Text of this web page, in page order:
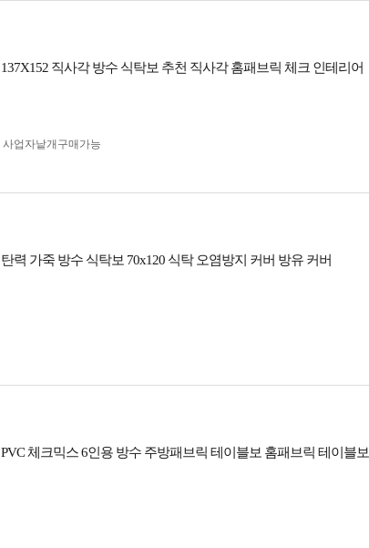
137X152 직사각 방수 식탁보 추천 직사각 홈패브릭 체크 인테리어
사업자 낱개구매가능
탄력 가죽 방수 식탁보 70x120 식탁 오염방지 커버 방유 커버
PVC 체크믹스 6인용 방수 주방패브릭 테이블보 홈패브릭 테이블보